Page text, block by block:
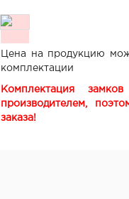
Цена на продукцию
комплектации
Комплектация
производителем,
заказа!